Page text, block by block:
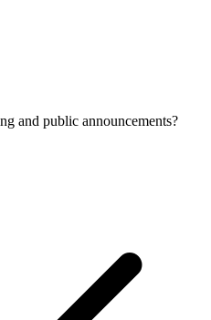
and public announcements?